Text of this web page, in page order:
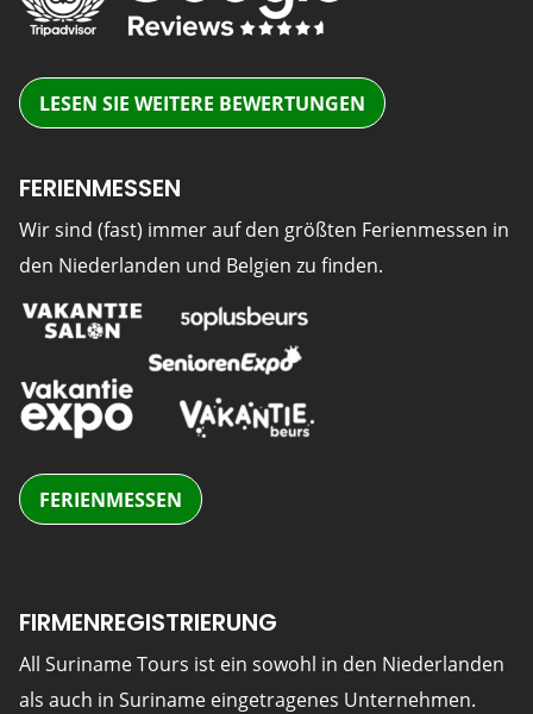
LESEN SIE WEITERE BEWERTUNGEN
FERIENMESSEN
Wir sind (fast) immer auf den größten Ferienmessen in
den Niederlanden und Belgien zu finden.
FERIENMESSEN
FIRMENREGISTRIERUNG
All Suriname Tours ist ein sowohl in den Niederlanden
als auch in Suriname eingetragenes Unternehmen.